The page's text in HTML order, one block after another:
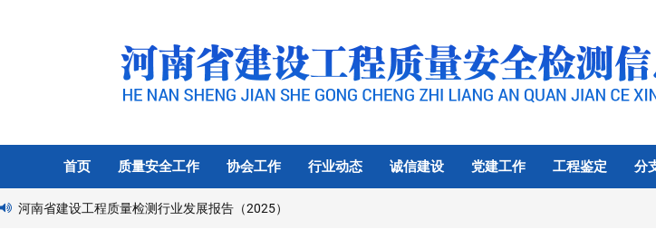
首页 质量安全工作 协会工作 行业动态 诚信建设 党建工作 工程鉴定 分
河南省建设工程质量检测行业发展报告（2025）